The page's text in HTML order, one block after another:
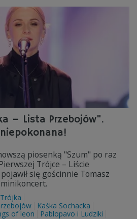
– Lista Przebojów".
piosenką "Szum" po raz
Trójce – Liście
się gościnnie Tomasz
Trójka
Kaśka Sochacka
of leon Pablopavo i Ludziki